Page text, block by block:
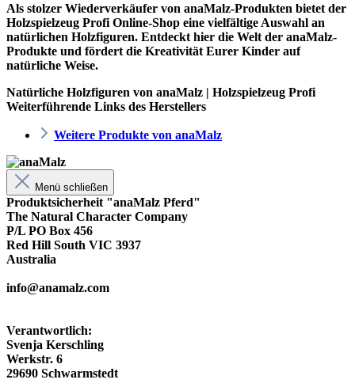
Als stolzer Wiederverkäufer von anaMalz-Produkten bietet der
Holzspielzeug Profi Online-Shop eine vielfältige Auswahl an
natürlichen Holzfiguren. Entdeckt hier die Welt der anaMalz-
Produkte und fördert die Kreativität Eurer Kinder auf
natürliche Weise.
Natürliche Holzfiguren von anaMalz | Holzspielzeug Profi
Weiterführende Links des Herstellers
Weitere Produkte von anaMalz
Menü schließen
Produktsicherheit "anaMalz Pferd"
The Natural Character Company
P/L PO Box 456
Red Hill South VIC 3937
Australia
info@anamalz.com
Verantwortlich:
Svenja Kerschling
Werkstr. 6
29690 Schwarmstedt